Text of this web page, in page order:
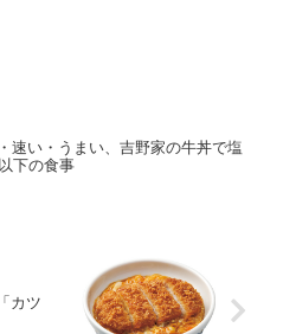
速い・うまい、吉野家の牛丼で塩
下の食事
カツ